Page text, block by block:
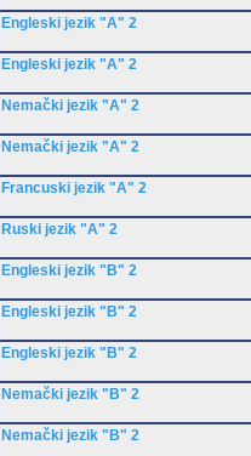
Engleski jezik "A" 2
Engleski jezik "A" 2
Nemački jezik "A" 2
Nemački jezik "A" 2
Francuski jezik "A" 2
Ruski jezik "A" 2
Engleski jezik "B" 2
Engleski jezik "B" 2
Engleski jezik "B" 2
Nemački jezik "B" 2
Nemački jezik "B" 2